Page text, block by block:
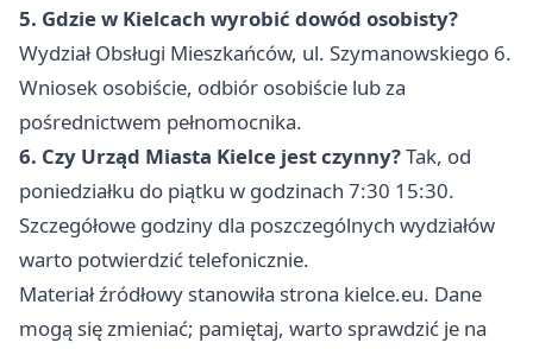
5. Gdzie w Kielcach wyrobić dowód osobisty?
Wydział Obsługi Mieszkańców, ul. Szymanowskiego 6.
Wniosek osobiście, odbiór osobiście lub za
pośrednictwem pełnomocnika.
6. Czy Urząd Miasta Kielce jest czynny?Tak, od
poniedziałku do piątku w godzinach 7:30 15:30.
Szczegółowe godziny dla poszczególnych wydziałów
warto potwierdzić telefonicznie.
Materiał źródłowy stanowiła strona kielce.eu. Dane
mogą się zmieniać; pamiętaj, warto sprawdzić je na